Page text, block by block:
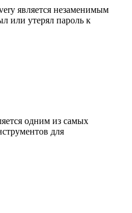
является незаменимым
или утерял пароль к
одним из самых
для